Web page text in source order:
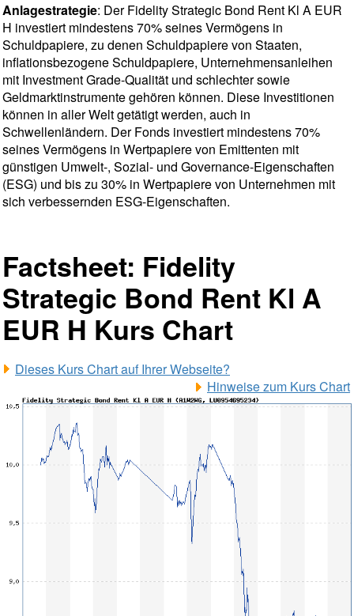
Anlagestrategie: Der Fidelity Strategic Bond Rent Kl A EUR
H investiert mindestens 70% seines Vermögens in
Schuldpapiere, zu denen Schuldpapiere von Staaten,
inflationsbezogene Schuldpapiere, Unternehmensanleihen
mit Investment Grade-Qualität und schlechter sowie
Geldmarktinstrumente gehören können. Diese Investitionen
können in aller Welt getätigt werden, auch in
Schwellenländern. Der Fonds investiert mindestens 70%
seines Vermögens in Wertpapiere von Emittenten mit
günstigen Umwelt-, Sozial- und Governance-Eigenschaften
(ESG) und bis zu 30% in Wertpapiere von Unternehmen mit
sich verbessernden ESG-Eigenschaften.
Factsheet: Fidelity
Strategic Bond Rent Kl A
EUR H Kurs Chart
Dieses Kurs Chart auf Ihrer Webseite?
Hinweise zum Kurs Chart